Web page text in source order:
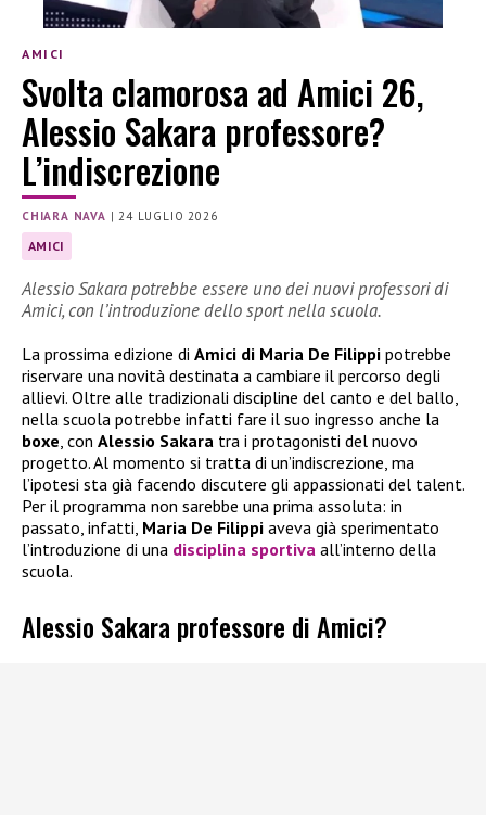
AMICI
Svolta clamorosa ad Amici 26,
Alessio Sakara professore?
L’indiscrezione
CHIARA NAVA | 24 LUGLIO 2026
AMICI
Alessio Sakara potrebbe essere uno dei nuovi professori di
Amici, con l’introduzione dello sport nella scuola.
La prossima edizione di Amici di Maria De Filippi potrebbe
riservare una novità destinata a cambiare il percorso degli
allievi. Oltre alle tradizionali discipline del canto e del ballo,
nella scuola potrebbe infatti fare il suo ingresso anche la
boxe, con Alessio Sakara tra i protagonisti del nuovo
progetto. Al momento si tratta di un’indiscrezione, ma
l’ipotesi sta già facendo discutere gli appassionati del talent.
Per il programma non sarebbe una prima assoluta: in
passato, infatti, Maria De Filippi aveva già sperimentato
l’introduzione di una disciplina sportiva all’interno della
scuola.
Alessio Sakara professore di Amici?